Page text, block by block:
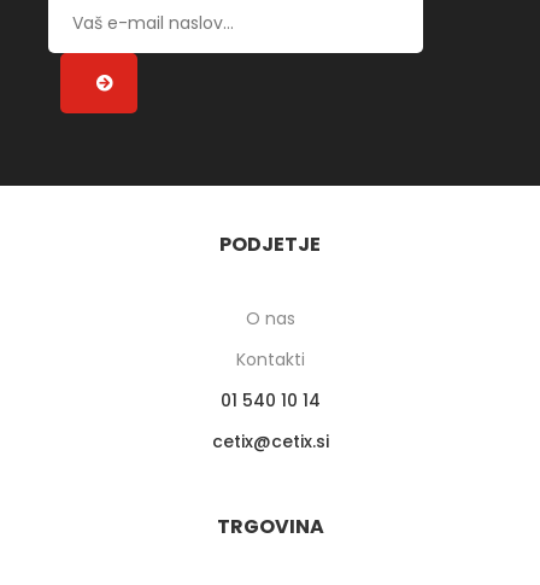
PODJETJE
O nas
Kontakti
01 540 10 14
cetix
cetix.si
TRGOVINA